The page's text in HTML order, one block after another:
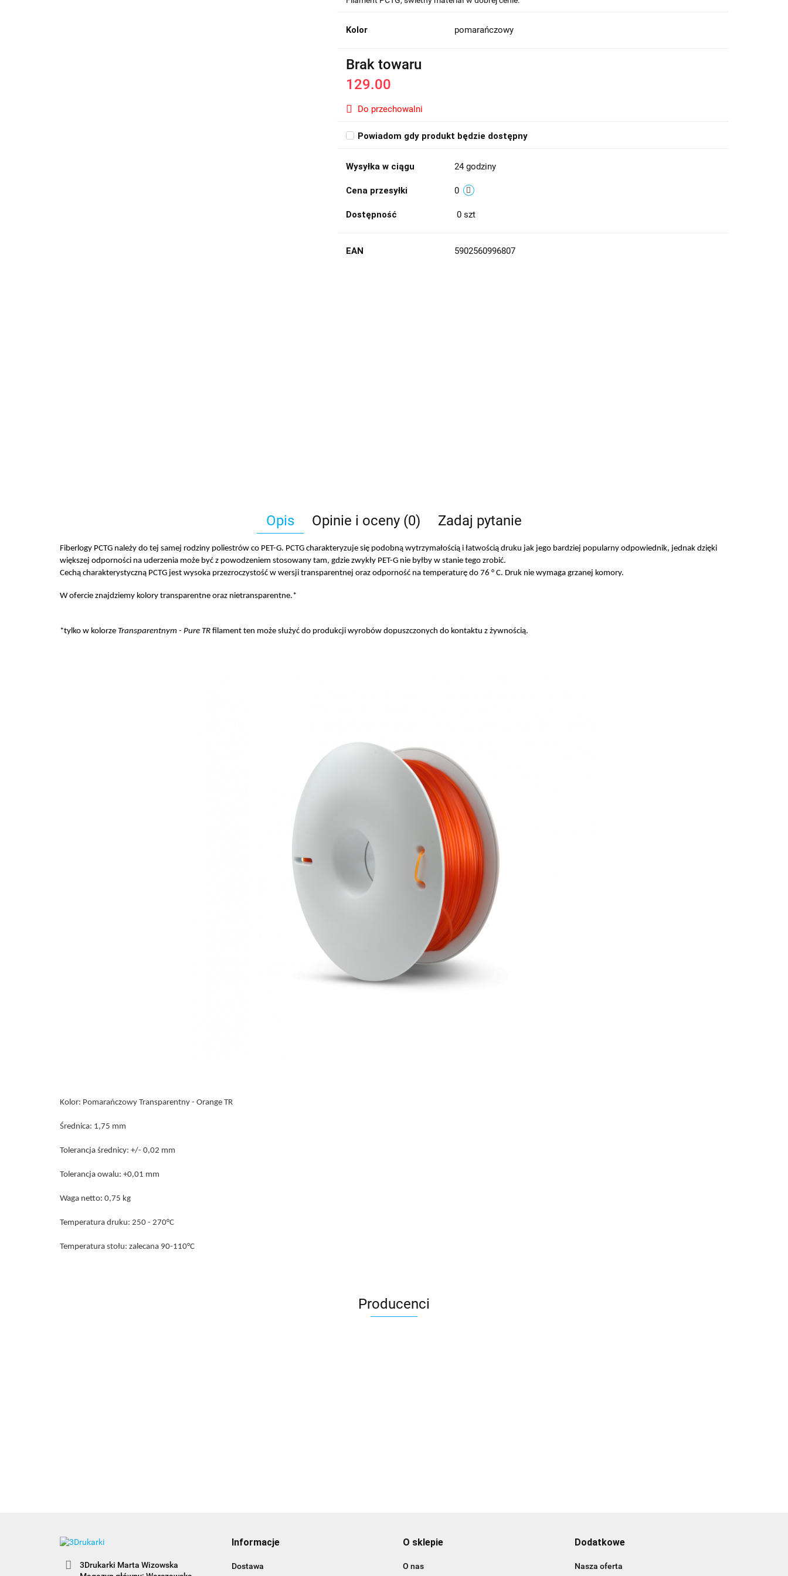
Kolor pomarańczowy
Brak towaru
129.00
Do przechowalni
Powiadom gdy produkt będzie dostępny
Wysyłka w ciągu 24 godziny
Cena przesyłki 0
Dostępność 0 szt
EAN 5902560996807
Opis Opinie i oceny (0) Zadaj pytanie
Fiberlogy PCTG należy do tej samej rodziny poliestrów co PET-G. PCTG charakteryzuje się podobną wytrzymałością i łatwością druku jak jego bardziej popularny odpowiednik, jednak dzięki
większej odporności na uderzenia może być z powodzeniem stosowany tam, gdzie zwykły PET-G nie byłby w stanie tego zrobić.
Cechą charakterystyczną PCTG jest wysoka przezroczystość w wersji transparentnej oraz odporność na temperaturę do 76 ° C. Druk nie wymaga grzanej komory.
W ofercie znajdziemy kolory transparentne oraz nietransparentne.*
*tylko w kolorze Transparentnym - Pure TR filament ten może służyć do produkcji wyrobów dopuszczonych do kontaktu z żywnością.
Kolor: Pomarańczowy Transparentny - Orange TR
Średnica: 1,75 mm
Tolerancja średnicy: +/- 0,02 mm
Tolerancja owalu: +0,01 mm
Waga netto: 0,75 kg
Temperatura druku: 250 - 270°C
Temperatura stołu: zalecana 90-110°C
Producenci
3Drukarki Marta Wizowska
Informacje
Dostawa
O sklepie
O nas
Dodatkowe
Nasza oferta